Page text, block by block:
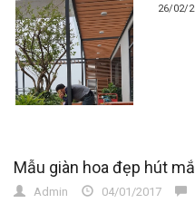
26/02/
Mẫu giàn hoa đẹp hút
Admin 04/01/2017